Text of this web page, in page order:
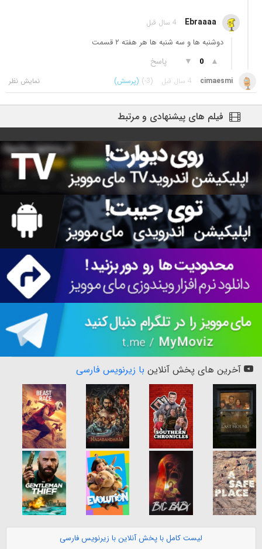
Ebraaaa 4 سال قبل
دوشنبه ها و سه شنبه ها هر هفته ۲ قسمت
▲
0
▼ پاسخ
cimaesmi 4 سال قبل (-3) (پرسش)
فیلم های پیشنهادی و مرتبط
آخرین های پخش آنلاین با زیرنویس فارسی
لیست کامل با پخش آنلاین با زیرنویس فارسی